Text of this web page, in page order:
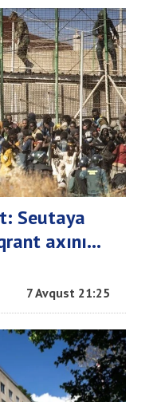
Seutaya
axını...
7 Avqust 21:25